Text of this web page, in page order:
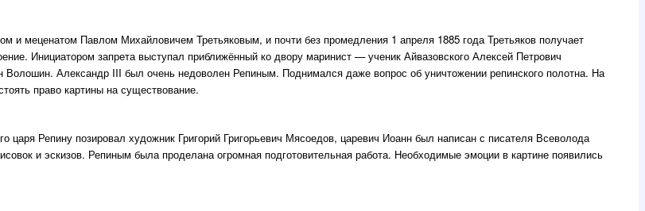
и меценатом Павлом Михайловичем Третьяковым, и почти без промедления 1 апреля 1885 года Третьяков получает
Инициатором запрета выступал приближённый ко двору маринист — ученик Айвазовского Алексей Петрович
Александр III был очень недоволен Репиным. Поднимался даже вопрос об уничтожении репинского полотна. На
право картины на существование.
царя Репину позировал художник Григорий Григорьевич Мясоедов, царевич Иоанн был написан с писателя Всеволода
и эскизов. Репиным была проделана огромная подготовительная работа. Необходимые эмоции в картине появились